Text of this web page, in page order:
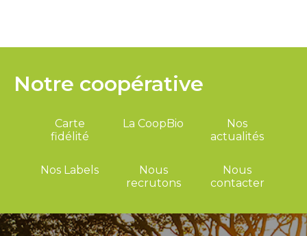
Notre coopérative
Carte
fidélité
La CoopBio
Nos
actualités
Nos Labels
Nous
recrutons
Nous
contacter